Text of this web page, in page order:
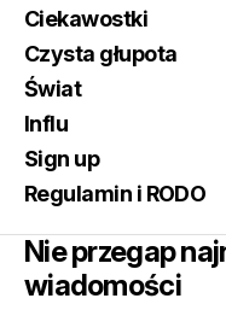
Ciekawostki
Czysta głupota
Świat
Influ
Sign up
Regulamin i RODO
Nie przegap
wiadomości